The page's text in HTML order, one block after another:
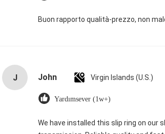
Buon rapporto qualità-prezzo, non
J John Virgin Islands (U.S.)
Yardımsever (1w+)
We have installed this slip ring on our